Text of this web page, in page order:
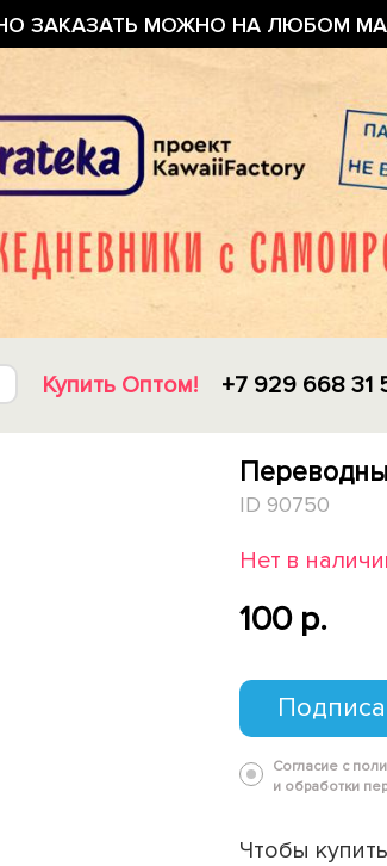
ЗАКАЗАТЬ МОЖНО НА ЛЮБОМ
Купить Оптом! +7 929 668 31
ID 90750
Нет в
100 p.
Согласие с
и обработки
Чтобы